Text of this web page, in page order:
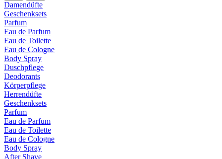
Damendüfte
Geschenksets
Parfum
Eau de Parfum
Eau de Toilette
Eau de Cologne
Body Spray
Duschpflege
Deodorants
Körperpflege
Herrendüfte
Geschenksets
Parfum
Eau de Parfum
Eau de Toilette
Eau de Cologne
Body Spray
After Shave